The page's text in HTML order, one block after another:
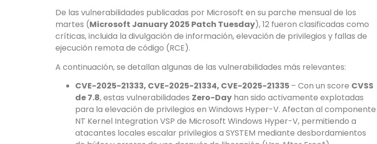
De las vulnerabilidades publicadas por Microsoft en su parche mensual de los
martes (Microsoft January 2025 Patch Tuesday), 12 fueron clasificadas como
críticas, incluida la divulgación de información, elevación de privilegios y fallas de
ejecución remota de código (RCE).
A continuación, se detallan algunas de las vulnerabilidades más relevantes:
CVE-2025-21333, CVE-2025-21334, CVE-2025-21335 – Con un score CVSS
de 7.8, estas vulnerabilidades Zero-Day han sido activamente explotadas
para la elevación de privilegios en Windows Hyper-V. Afectan al componente
NT Kernel Integration VSP de Microsoft Windows Hyper-V, permitiendo a
atacantes locales escalar privilegios a SYSTEM mediante desbordamientos